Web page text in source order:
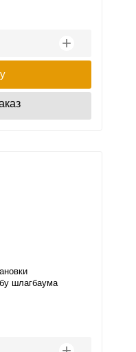
+
шлагбаума